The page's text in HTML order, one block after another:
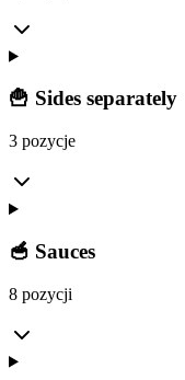
🍟 Sides separately
3 pozycje
🥣 Sauces
8 pozycji